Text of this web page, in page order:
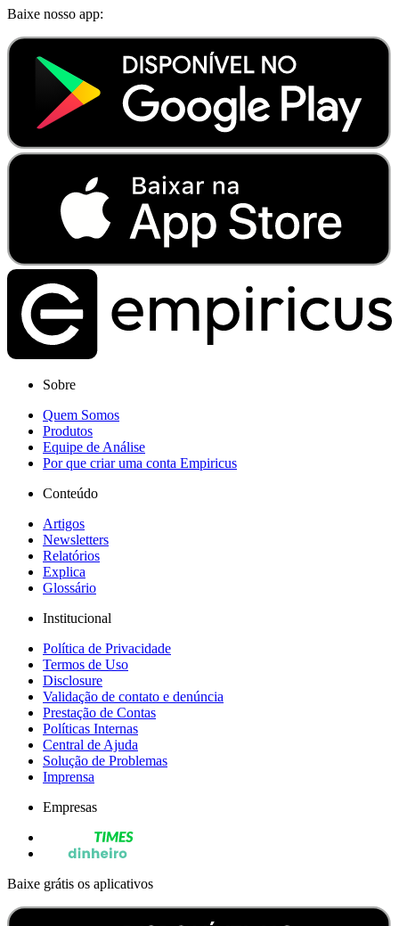
Baixe nosso app:
Sobre
Quem Somos
Produtos
Equipe de Análise
Por que criar uma conta Empiricus
Conteúdo
Artigos
Newsletters
Relatórios
Explica
Glossário
Institucional
Política de Privacidade
Termos de Uso
Disclosure
Validação de contato e denúncia
Prestação de Contas
Políticas Internas
Central de Ajuda
Solução de Problemas
Imprensa
Empresas
Baixe grátis os aplicativos